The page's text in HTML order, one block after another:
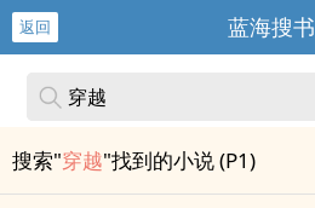
返回 蓝海搜书
搜索"穿越"找到的小说 (P1)